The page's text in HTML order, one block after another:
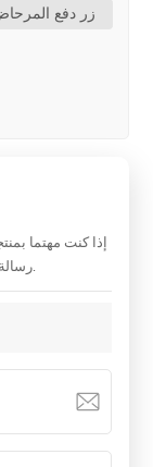
زر دفع
إذا كنت مهتما
رسالة هنا ، وسوف نقوم بالرد عليك في أقرب وقت ممكن.